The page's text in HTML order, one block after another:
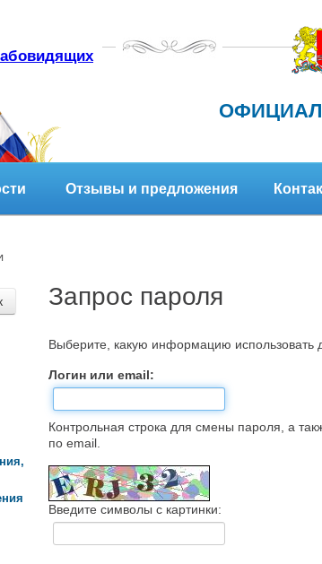
Отзывы и предложения
Запрос пароля
Выберите, какую информацию использовать
Логин или email:
Контрольная строка для смены пароля, а
по email.
Введите символы с картинки: